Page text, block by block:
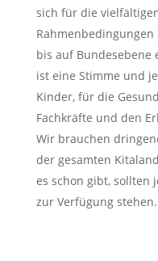
sich für die
bis auf Bundesebene
ist eine Stimme und
Kinder, für die
Fachkräfte und den
Wir brauchen
der gesamten
es schon gibt, sollten
zur Verfügung stehen.